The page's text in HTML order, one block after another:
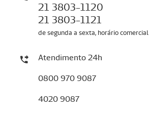
21 3803-1120
21 3803-1121
de segunda a sexta, horário comercial
Atendimento 24h
0800 970 9087
4020 9087